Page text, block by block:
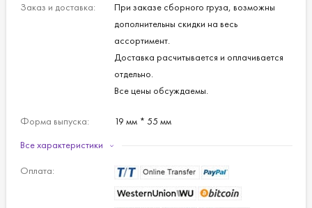
Заказ и доставка:
При заказе сборного груза, возможны
дополнительны скидки на весь
ассортимент.
Доставка расчитывается и оплачивается
отдельно.
Все цены обсуждаемы.
Форма выпуска:
19 мм * 55 мм
30 мм * 60 мм
60 мм * 100 мм
2,5 см * 4 см
Все характеристики
Оплата: